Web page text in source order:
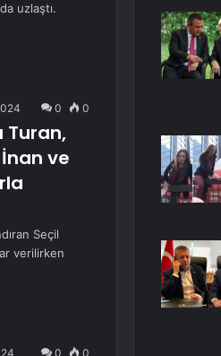
uzlaştı.
0 0
Turan,
ve
Seçil
verilirken
0 0